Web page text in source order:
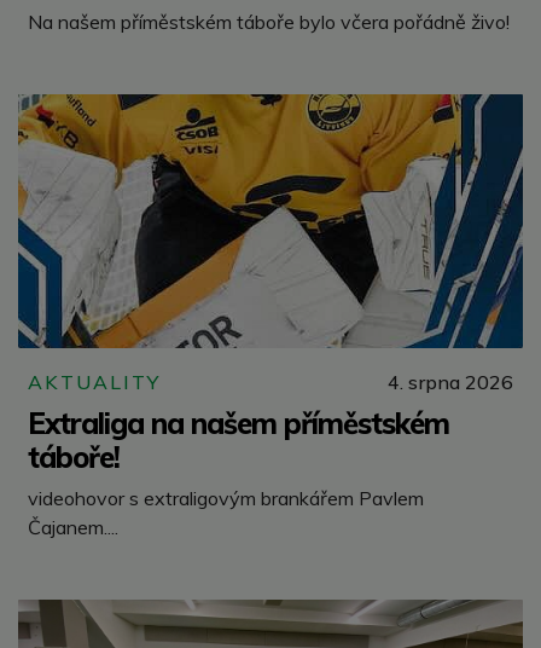
Na našem příměstském táboře bylo včera pořádně živo!
AKTUALITY 4. srpna 2026
Extraliga na našem příměstském
táboře!
videohovor s extraligovým brankářem Pavlem
Čajanem....